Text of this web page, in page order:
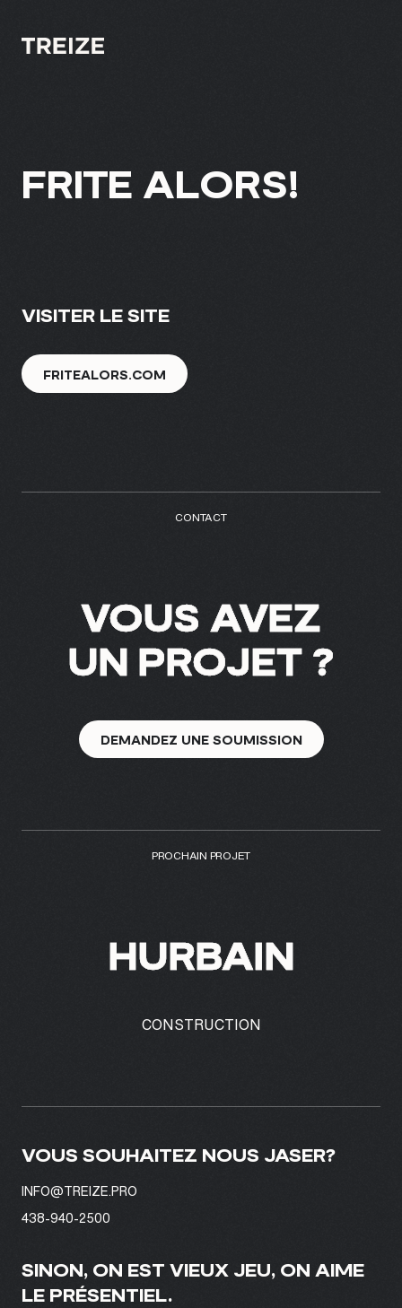
À PROPOS
CULTURE
BLOGUE
FRITE ALORS!
VISITER LE SITE
FRITEALORS.COM
CONTACT
VOUS AVEZ
UN PROJET ?
DEMANDEZ UNE SOUMISSION
PROCHAIN PROJET
HURBAIN
CONSTRUCTION
VOUS SOUHAITEZ NOUS JASER?
INFO@TREIZE.PRO
438-940-2500
SINON, ON EST VIEUX JEU, ON AIME
LE PRÉSENTIEL.